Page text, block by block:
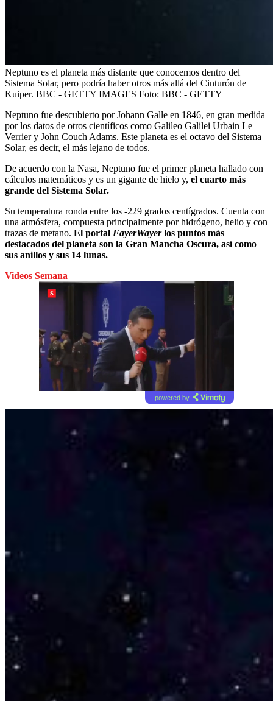
Neptuno es el planeta más distante que conocemos dentro del
Sistema Solar, pero podría haber otros más allá del Cinturón de
Kuiper. BBC - GETTY IMAGES Foto: BBC - GETTY
Neptuno fue descubierto por Johann Galle en 1846, en gran medida
por los datos de otros científicos como Galileo Galilei Urbain Le
Verrier y John Couch Adams. Este planeta es el octavo del Sistema
Solar, es decir, el más lejano de todos.
De acuerdo con la Nasa, Neptuno fue el primer planeta hallado con
cálculos matemáticos y es un gigante de hielo y, el cuarto más
grande del Sistema Solar.
Su temperatura ronda entre los -229 grados centígrados. Cuenta con
una atmósfera, compuesta principalmente por hidrógeno, helio y con
trazas de metano. El portal FayerWayerlos puntos más
destacados del planeta son la Gran Mancha Oscura, así como
sus anillos y sus 14 lunas.
Videos Semana
powered by